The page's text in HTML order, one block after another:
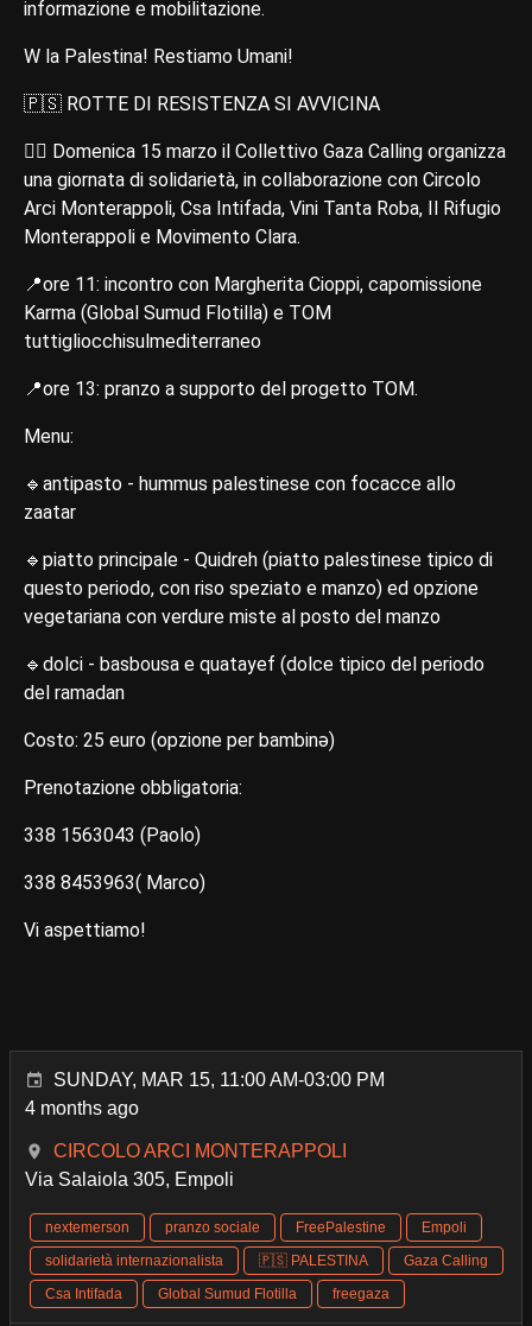
informazione e mobilitazione.
W la Palestina! Restiamo Umani!
🇵🇸 ROTTE DI RESISTENZA SI AVVICINA
🏴‍☠️ Domenica 15 marzo il Collettivo Gaza Calling organizza
una giornata di solidarietà, in collaborazione con Circolo
Arci Monterappoli, Csa Intifada, Vini Tanta Roba, Il Rifugio
Monterappoli e Movimento Clara.
📍ore 11: incontro con Margherita Cioppi, capomissione
Karma (Global Sumud Flotilla) e TOM
tuttigliocchisulmediterraneo
📍ore 13: pranzo a supporto del progetto TOM.
Menu:
🔹antipasto - hummus palestinese con focacce allo
zaatar
🔹piatto principale - Quidreh (piatto palestinese tipico di
questo periodo, con riso speziato e manzo) ed opzione
vegetariana con verdure miste al posto del manzo
🔹dolci - basbousa e quatayef (dolce tipico del periodo
del ramadan
Costo: 25 euro (opzione per bambinə)
Prenotazione obbligatoria:
338 1563043 (Paolo)
338 8453963( Marco)
Vi aspettiamo!
SUNDAY, MAR 15, 11:00 AM-03:00 PM
4 months ago
CIRCOLO ARCI MONTERAPPOLI
Via Salaiola 305, Empoli
nextemerson pranzo sociale FreePalestine
Empoli
solidarietà internazionalista
🇵🇸 PALESTINA
Gaza Calling
Csa Intifada
Global Sumud Flotilla freegaza